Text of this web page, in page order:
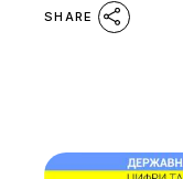
SHARE